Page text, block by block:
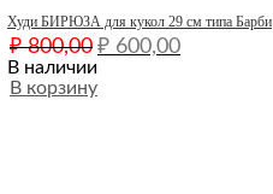
Худи БИРЮЗА для кукол 29 см типа Барби
₽800,00 Первоначальная
составляла
₽ 600,00Текущая
В наличии
В корзину